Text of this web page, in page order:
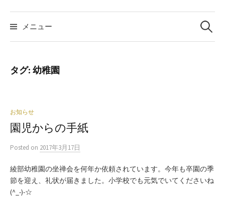
プ
メニュー
検
索:
タグ:幼稚園
お知らせ
園児からの手紙
Posted on 2017年3月17日
綾部幼稚園の坐禅会を何年か依頼されています。今年も卒園の季
節を迎え、礼状が届きました。小学校でも元気でいてくださいね
(^_-)-☆